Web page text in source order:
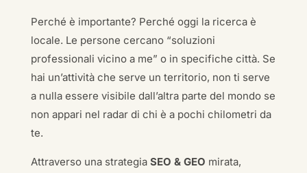
Perché è importante? Perché oggi la ricerca è
locale. Le persone cercano “soluzioni
professionali vicino a me” o in specifiche città. Se
hai un’attività che serve un territorio, non ti serve
a nulla essere visibile dall’altra parte del mondo se
non appari nel radar di chi è a pochi chilometri da
te.
Attraverso una strategia SEO & GEO mirata,